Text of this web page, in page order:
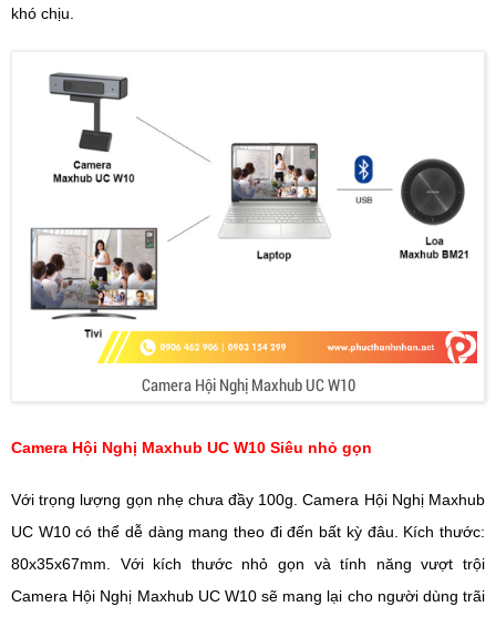
khó chịu.
Camera Hội Nghị Maxhub UC W10
Camera Hội Nghị Maxhub UC W10 Siêu nhỏ gọn
Với trọng lượng gọn nhẹ chưa đầy 100g. Camera Hội Nghị Maxhub
UC W10 có thể dễ dàng mang theo đi đến bất kỳ đâu. Kích thước:
80x35x67mm. Với kích thước nhỏ gọn và tính năng vượt trội
Camera Hội Nghị Maxhub UC W10 sẽ mang lại cho người dùng trãi